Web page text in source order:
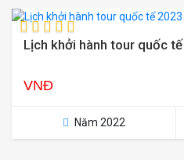
Lịch khởi hành tour quốc
VNĐ
Năm 2022